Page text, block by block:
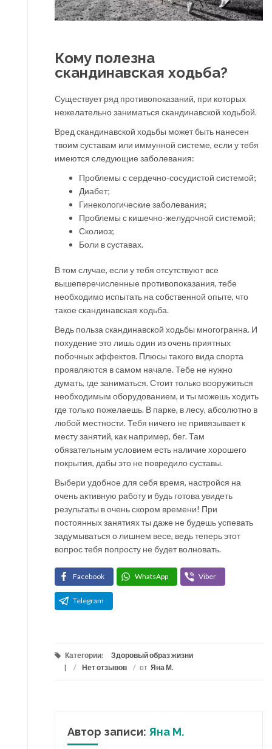
Кому полезна
скандинавская ходьба?
Существует ряд противопоказаний, при которых
нежелательно заниматься скандинавской ходьбой.
Вред скандинавской ходьбы может быть нанесен
твоим суставам или иммунной системе, если у тебя
имеются следующие заболевания:
Проблемы с сердечно-сосудистой системой;
Диабет;
Гинекологические заболевания;
Проблемы с кишечно-желудочной системой;
Сколиоз;
Боли в суставах.
В том случае, если у тебя отсутствуют все
вышеперечисленные противопоказания, тебе
необходимо испытать на собственной опыте, что
такое скандинавская ходьба.
Ведь польза скандинавской ходьбы многогранна. И
похудение это лишь один из очень приятных
побочных эффектов. Плюсы такого вида спорта
проявляются в самом начале. Тебе не нужно
думать, где заниматься. Стоит только вооружиться
необходимым оборудованием, и ты можешь ходить
где только пожелаешь. В парке, в лесу, абсолютно в
любой местности. Тебя ничего не привязывает к
месту занятий, как например, бег. Там
обязательным условием есть наличие хорошего
покрытия, дабы это не повредило суставы.
Выбери удобное для себя время, настройся на
очень активную работу и будь готова увидеть
результаты в очень скором времени! При
постоянных занятиях ты даже не будешь успевать
задумываться о лишнем весе, ведь теперь этот
вопрос тебя попросту не будет волновать.
Facebook WhatsApp Viber
Telegram
Категории:
Здоровый образ жизни
/
Нет отзывов / от Яна М.
Автор записи: Яна М.